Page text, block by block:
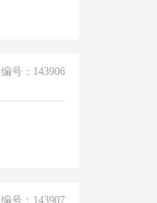
编号：143906